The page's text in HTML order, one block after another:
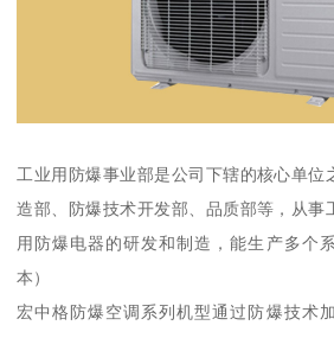
工业用防爆事业部是公司下辖的核心单位
造部、防爆技术开发部、品质部等，从事
用防爆电器的研发和制造，能生产多个
本）
宏中格防爆空调系列机型通过防爆技术